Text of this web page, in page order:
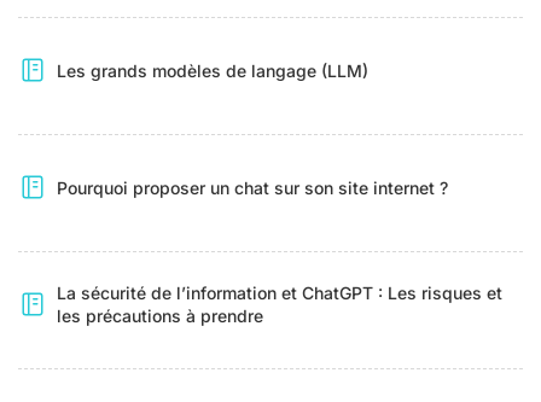
Les grands modèles de langage (LLM)
Pourquoi proposer un chat sur son site internet ?
La sécurité de l’information et ChatGPT : Les risques et
les précautions à prendre